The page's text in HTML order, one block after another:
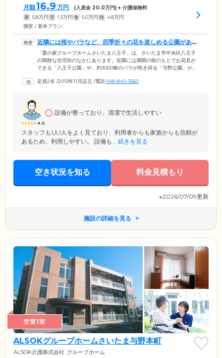
月額16.9 万円 (入居金 20.0万円) + 介護保険料
家 5.8万円 管 1.3万円 食 5.0万円 他 4.8万円
個室 / 基本プラン
近隣には桜やバラなど、四季折々の花を楽しめる公園があり
ます
「愛の家グループホームさいたま八王子」は、さいたま市中央区八王子
の閑静な住宅街のなかにあります。近隣には満開の桜のもとでお花見が
できる「八王子公園」や、約3000株のバラが咲き誇る「与野公園」があ
ただけるのは、さいたま市にご住所があり、医師による認知症の診断
ーに配慮した個室をご用意。ご自宅で使い慣れた家具のお持ち込みも可
能です。
定員2名 /2013年11月設立 /電話048-840-3560
4.0
設備が整っており、清潔で生活しやすい
スタッフも1人1人をよく見ており、利用者からも家族からも信頼が
あるため、利用しやすい。 設備も... 続きを見る
空き状況を知る 料金見積もり
※2026/07/09更新
施設の詳細を見る
空室1室
ALSOKグループホームさいたま与野本町
ALSOK介護株式会社 グループホーム